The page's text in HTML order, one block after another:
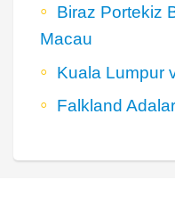
Biraz Portekiz
Macau
Kuala Lumpur
Falkland